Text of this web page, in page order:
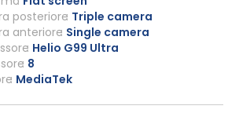
posteriore Triple camera
anteriore Single camera
Helio G99 Ultra
8
MediaTek